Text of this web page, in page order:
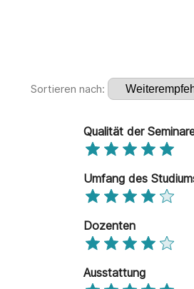
Sortieren nach:
Qualität der
Umfang des
Dozenten
Ausstattung